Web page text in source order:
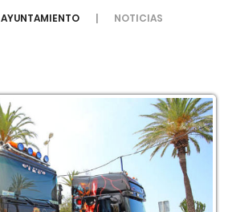
AYUNTAMIENTO NOTICIAS